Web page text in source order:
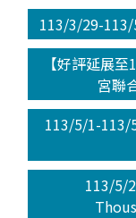
113/3/29-
【好評延展
宮聯
113/5/1-113/
113/5/